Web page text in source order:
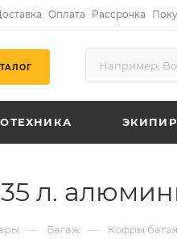
Оплата Рассрочка
л.
— Багаж — Кофры